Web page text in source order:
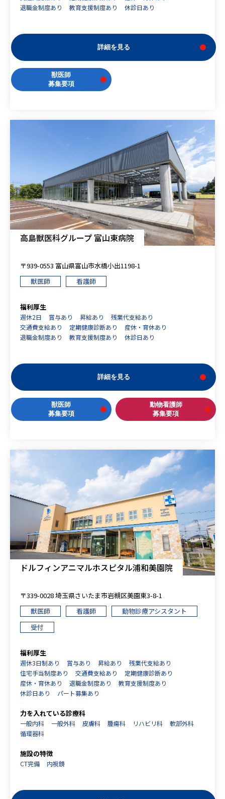
退職金制度あり
教育支援制度あり 休診日あり
詳細を見る
獣医師
募集要項
高島獣医科グループ 富山東病院
〒939-0553 富山県富山市水橋小出1198-1
獣医師
看護師
福利厚生
週休2日 賞与あり 昇給あり
残業代支給あり
交通費支給あり
定期健康診断あり
産休・育休あり
退職金制度あり
教育支援制度あり 休診日あり
詳細を見る
獣医師
募集要項
動物看護師
募集要項
ドルフィンアニマルホスピタル浦和美園院
〒339-0028 埼玉県さいたま市岩槻区美園東3-8-1
獣医師
看護師
動物診療アシスタント
受付
福利厚生
週休3日制あり 賞与あり 昇給あり
残業代支給あり
住宅手当制度あり
交通費支給あり
定期健康診断あり
産休・育休あり
退職金制度あり
教育支援制度あり
休診日あり
パート募集あり
力を入れている診療科
一般内科 一般外科 皮膚科 腫瘍科 リハビリ科
軟部外科
循環器科
施設の特徴
CT完備 内視鏡